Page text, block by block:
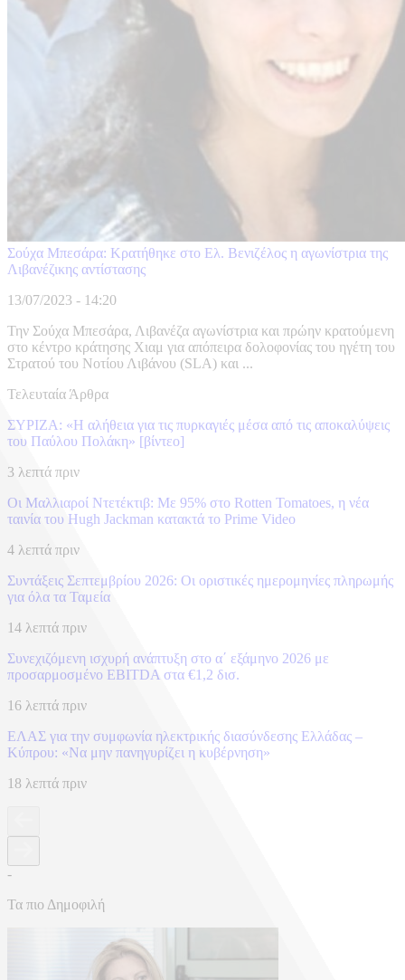
Σούχα Μπεσάρα: Κρατήθηκε στο Ελ. Βενιζέλος η αγωνίστρια της
Λιβανέζικης αντίστασης
13/07/2023 - 14:20
Την Σούχα Μπεσάρα, Λιβανέζα αγωνίστρια και πρώην κρατούμενη
στο κέντρο κράτησης Χιαμ για απόπειρα δολοφονίας του ηγέτη του
Στρατού του Νοτίου Λιβάνου (SLA) και ...
Τελευταία Άρθρα
ΣΥΡΙΖΑ: «Η αλήθεια για τις πυρκαγιές μέσα από τις αποκαλύψεις
του Παύλου Πολάκη» [βίντεο]
3 λεπτά πριν
Οι Μαλλιαροί Ντετέκτιβ: Με 95% στο Rotten Tomatoes, η νέα
ταινία του Hugh Jackman κατακτά το Prime Video
4 λεπτά πριν
Συντάξεις Σεπτεμβρίου 2026: Οι οριστικές ημερομηνίες πληρωμής
για όλα τα Ταμεία
14 λεπτά πριν
Συνεχιζόμενη ισχυρή ανάπτυξη στο α΄ εξάμηνο 2026 με
προσαρμοσμένο EBITDA στα €1,2 δισ.
16 λεπτά πριν
ΕΛΑΣ για την συμφωνία ηλεκτρικής διασύνδεσης Ελλάδας –
Κύπρου: «Να μην πανηγυρίζει η κυβέρνηση»
18 λεπτά πριν
-
Τα πιο Δημοφιλή